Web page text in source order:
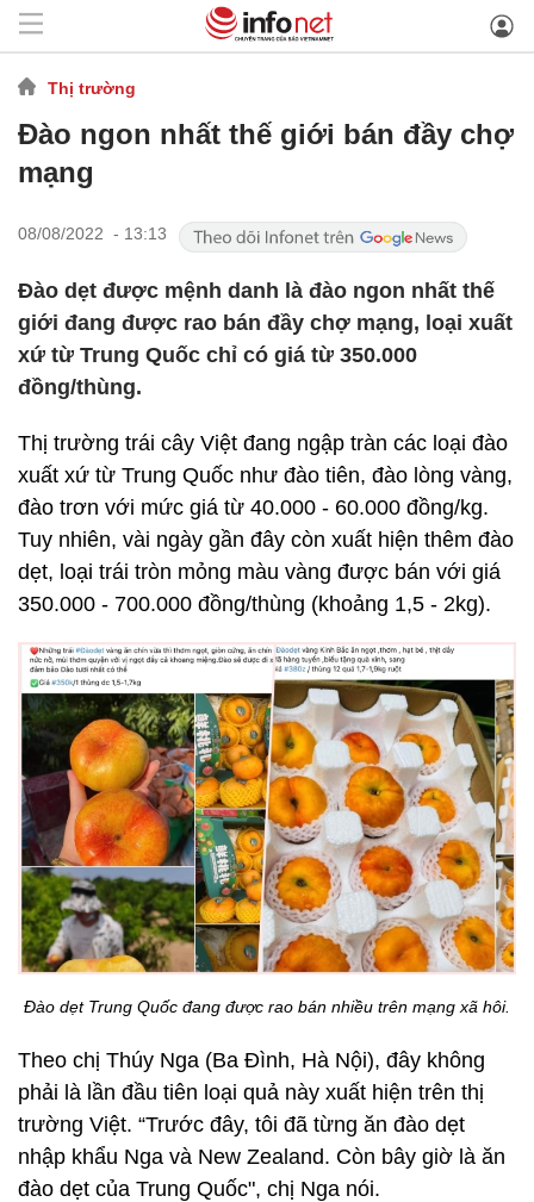
Thị trường
Đào ngon nhất thế giới bán đầy chợ
mạng
08/08/2022 - 13:13
Đào dẹt được mệnh danh là đào ngon nhất thế
giới đang được rao bán đầy chợ mạng, loại xuất
xứ từ Trung Quốc chỉ có giá từ 350.000
đồng/thùng.
Thị trường trái cây Việt đang ngập tràn các loại đào
xuất xứ từ Trung Quốc như đào tiên, đào lòng vàng,
đào trơn với mức giá từ 40.000 - 60.000 đồng/kg.
Tuy nhiên, vài ngày gần đây còn xuất hiện thêm đào
dẹt, loại trái tròn mỏng màu vàng được bán với giá
350.000 - 700.000 đồng/thùng (khoảng 1,5 - 2kg).
Đào dẹt Trung Quốc đang được rao bán nhiều trên mạng xã hôi.
Theo chị Thúy Nga (Ba Đình, Hà Nội), đây không
phải là lần đầu tiên loại quả này xuất hiện trên thị
trường Việt. “Trước đây, tôi đã từng ăn đào dẹt
nhập khẩu Nga và New Zealand. Còn bây giờ là ăn
đào dẹt của Trung Quốc", chị Nga nói.